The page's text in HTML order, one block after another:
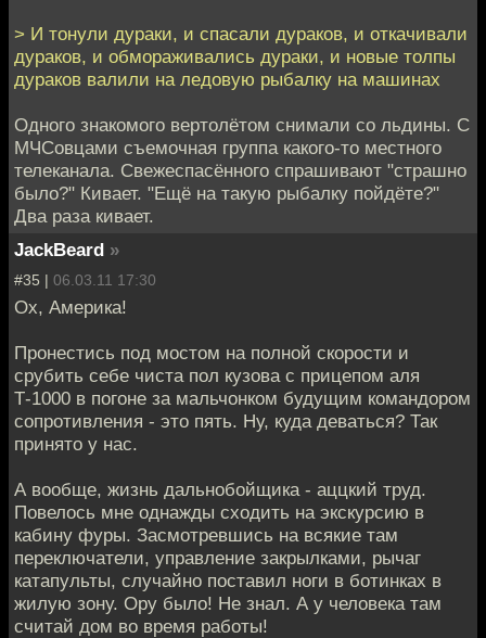
> И тонули дураки, и спасали дураков, и откачивали
дураков, и обмораживались дураки, и новые толпы
дураков валили на ледовую рыбалку на машинах
Одного знакомого вертолётом снимали со льдины. С
МЧСовцами съемочная группа какого-то местного
телеканала. Свежеспасённого спрашивают "страшно
было?" Кивает. "Ещё на такую рыбалку пойдёте?"
Два раза кивает.
JackBeard »
#35 | 06.03.11 17:30
Ох, Америка!
Пронестись под мостом на полной скорости и
срубить себе чиста пол кузова с прицепом аля
Т-1000 в погоне за мальчонком будущим командором
сопротивления - это пять. Ну, куда деваться? Так
принято у нас.
А вообще, жизнь дальнобойщика - аццкий труд.
Повелось мне однажды сходить на экскурсию в
кабину фуры. Засмотревшись на всякие там
переключатели, управление закрылками, рычаг
катапульты, случайно поставил ноги в ботинках в
жилую зону. Ору было! Не знал. А у человека там
считай дом во время работы!